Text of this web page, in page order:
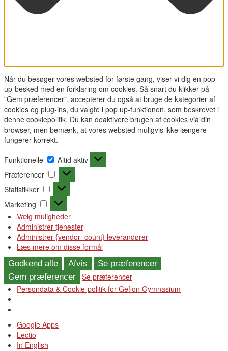
Når du besøger vores websted for første gang, viser vi dig en pop
up-besked med en forklaring om cookies. Så snart du klikker på
"Gem præferencer", accepterer du også at bruge de kategorier af
cookies og plug-ins, du valgte i pop up-funktionen, som beskrevet i
denne cookiepolitik. Du kan deaktivere brugen af cookies via din
browser, men bemærk, at vores websted muligvis ikke længere
fungerer korrekt.
Funktionelle
Funktionelle
Altid aktiv
Præferencer
Præferencer
Statistikker
Statistikker
Marketing
Marketing
Vælg muligheder
Administrer tjenester
Administrer {vendor_count} leverandører
Læs mere om disse formål
Godkend alle Afvis
Se præferencer
Gem præferencer
Se præferencer
Persondata & Cookie-politik for Gefion Gymnasium
Videre
til
indhold
Google Apps
Lectio
In English